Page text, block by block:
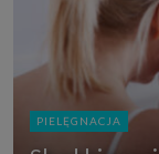
PIELĘGNACJA